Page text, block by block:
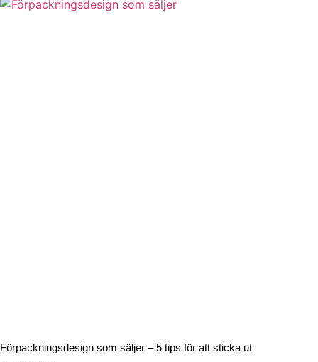
Förpackningsdesign som säljer – 5 tips för att sticka ut